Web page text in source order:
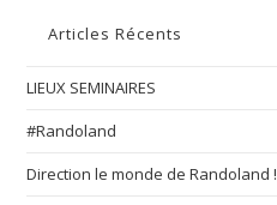
Articles Récents
LIEUX SEMINAIRES
#Randoland
Direction le monde de Randoland !